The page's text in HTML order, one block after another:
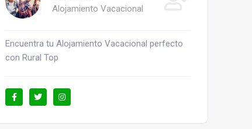
Alojamiento Vacacional
Encuentra tu Alojamiento Vacacional perfecto
con Rural Top